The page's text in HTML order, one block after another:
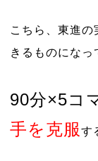
こちら、東進の
きるものになっ
90分×5コ
手を克服す